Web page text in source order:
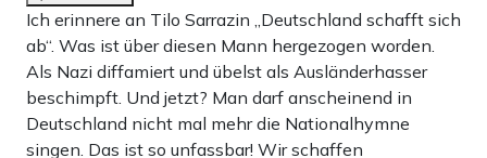
Ich erinnere an Tilo Sarrazin „Deutschland schafft sich
ab“. Was ist über diesen Mann hergezogen worden.
Als Nazi diffamiert und übelst als Ausländerhasser
beschimpft. Und jetzt? Man darf anscheinend in
Deutschland nicht mal mehr die Nationalhymne
singen. Das ist so unfassbar! Wir schaffen